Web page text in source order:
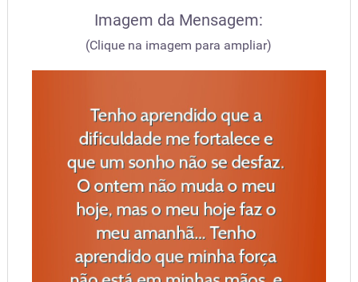
Imagem da Mensagem:
(Clique na imagem para ampliar)